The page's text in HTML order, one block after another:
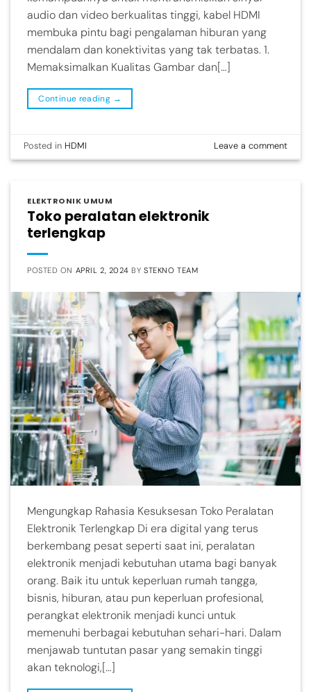
audio dan video berkualitas tinggi, kabel HDMI
membuka pintu bagi pengalaman hiburan yang
mendalam dan konektivitas yang tak terbatas. 1.
Memaksimalkan Kualitas Gambar dan[…]
Continue reading →
Posted in HDMI Leave a comment
ELEKTRONIK UMUM
Toko peralatan elektronik
terlengkap
POSTED ON APRIL 2, 2024 BYSTEKNO TEAM
Mengungkap Rahasia Kesuksesan Toko Peralatan
Elektronik Terlengkap Di era digital yang terus
berkembang pesat seperti saat ini, peralatan
elektronik menjadi kebutuhan utama bagi banyak
orang. Baik itu untuk keperluan rumah tangga,
bisnis, hiburan, atau pun keperluan profesional,
perangkat elektronik menjadi kunci untuk
memenuhi berbagai kebutuhan sehari-hari. Dalam
menjawab tuntutan pasar yang semakin tinggi
akan teknologi,[…]